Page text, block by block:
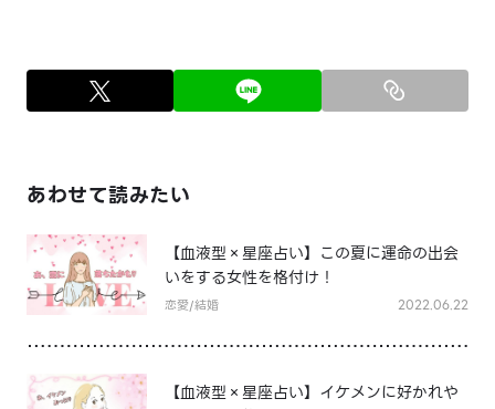
あわせて読みたい
【血液型×星座占い】この夏に運命の出会
いをする女性を格付け！
恋愛/結婚 2022.06.22
【血液型×星座占い】イケメンに好かれや